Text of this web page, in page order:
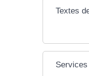
Textes